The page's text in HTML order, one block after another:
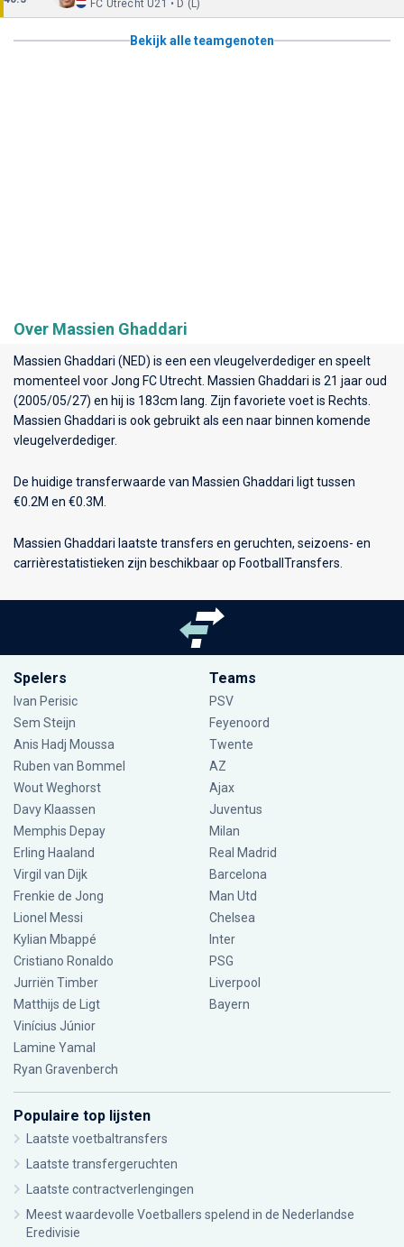
FC Utrecht U21 • D (L)
Bekijk alle teamgenoten
Over Massien Ghaddari
Massien Ghaddari (NED) is een een vleugelverdediger en speelt
momenteel voorJong FC Utrecht . Massien Ghaddari is 21 jaar oud
(2005/05/27) en hij is 183cm lang. Zijn favoriete voet is Rechts.
Massien Ghaddari is ook gebruikt als een naar binnen komende
vleugelverdediger.
De huidige transferwaarde van Massien Ghaddari ligt tussen
€0.2M en €0.3M.
Massien Ghaddari laatste transfers en geruchten, seizoens- en
carrièrestatistieken zijn beschikbaar op FootballTransfers.
Spelers
Ivan Perisic
Sem Steijn
Anis Hadj Moussa
Ruben van Bommel
Wout Weghorst
Davy Klaassen
Memphis Depay
Erling Haaland
Virgil van Dijk
Frenkie de Jong
Lionel Messi
Kylian Mbappé
Cristiano Ronaldo
Jurriën Timber
Matthijs de Ligt
Vinícius Júnior
Lamine Yamal
Ryan Gravenberch
Teams
PSV
Feyenoord
Twente
AZ
Ajax
Juventus
Milan
Real Madrid
Barcelona
Man Utd
Chelsea
Inter
PSG
Liverpool
Bayern
Populaire top lijsten
Laatste voetbaltransfers
Laatste transfergeruchten
Laatste contractverlengingen
Meest waardevolle Voetballers spelend in de Nederlandse
Eredivisie